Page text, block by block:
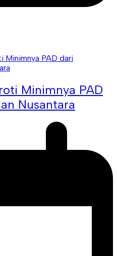
Minimnya PAD
Nusantara